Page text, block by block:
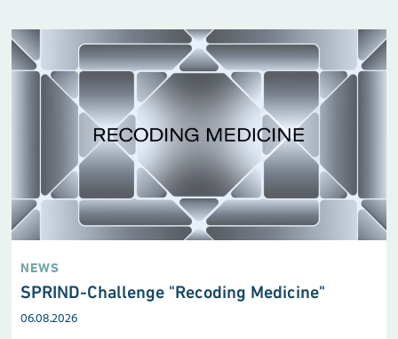
NEWS
SPRIND-Challenge "Recoding Medicine"
06.08.2026